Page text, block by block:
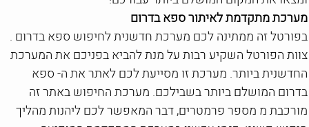
מערכת מתקדמת לאיתור ספא בדרום
בפורטל זה ממתינה לכם מערכת חדשנית לחיפוש ספא בדרום .
צוות הפורטל השקיע רבות על מנת להביא בפניכם את המערכת
החדשנית ביותר. מערכת זו מסייעת לכם לאתר את ה- ספא
בדרום המושלם ביותר בשבילכם. מערכת החיפוש באתר זה
מורכבת מ מספר פרמטרים, דבר המאפשר לכם ליהנות מהליך